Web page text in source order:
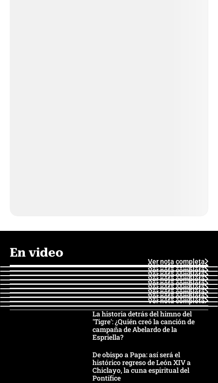
En video
Ver nota completa
Ver nota completa
Ver nota completa
Ver nota completa
Ver nota completa
Ver nota completa
Ver nota completa
Ver nota completa
Ver nota completa
Ver nota completa
La historia detrás del himno del
'Tigre': ¿Quién creó la canción de
campaña de Abelardo de la
Espriella?
De obispo a Papa: así será el
histórico regreso de León XIV a
Chiclayo, la cuna espiritual del
Pontífice